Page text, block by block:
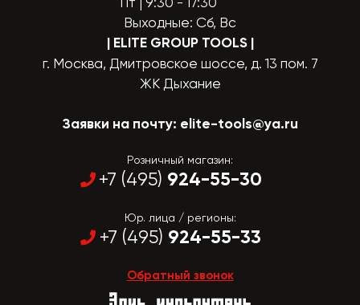
Выходные: Сб, Вс
| ELITE GROUP TOOLS |
г. Москва, Дмитровское шоссе, д. 13 пом. 7
ЖК Дыхание
Заявки на почту: elite-tools@ya.ru
Розничный магазин:
+7 (495) 924-55-30
Юр. лица / регионы:
+7 (495) 924-55-33
Обратный звонок